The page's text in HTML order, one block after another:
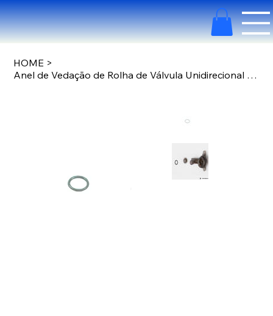
HOME >
Anel de Vedação de Rolha de Válvula Unidirecional DJI